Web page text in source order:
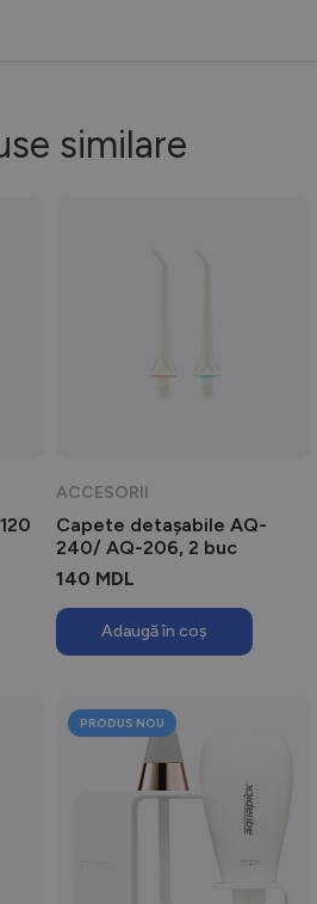
similare
ACCESORII
Capete detașabile AQ-
240/ AQ-206, 2 buc
140 MDL
Adaugă în coș
PRODUS NOU